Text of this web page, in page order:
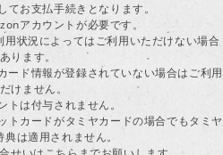
お支払手続きとなります。
アカウントが必要です。
状況によってはご利用いただけない場合
ります。
ド情報が登録されていない場合はご利用
けません。
は付与されません。
カードがタミヤカードの場合でもタミヤ
は適用されません。